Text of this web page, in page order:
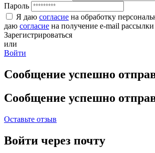
Пароль
Я даю согласие на обработку
даю согласие на получение e-mail рассылки
Зарегистрироваться
или
Войти
Сообщение успешно
Сообщение успешно
Оставьте отзыв
Войти через почту